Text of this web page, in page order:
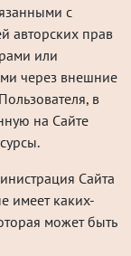
с
авторских прав
или
через внешние
в
на Сайте
Сайта
имеет каких-
может быть